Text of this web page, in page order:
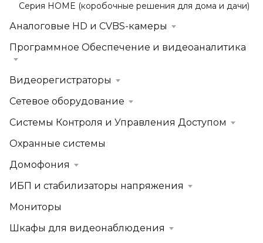
Серия HOME (коробочные решения для дома и дачи)
Аналоговые HD и CVBS-камеры
Программное Обеспечение и видеоаналитика
Видеорегистраторы
Сетевое оборудование
Системы Контроля и Управления Доступом
Охранные системы
Домофония
ИБП и стабилизаторы напряжения
Мониторы
Шкафы для видеонаблюдения